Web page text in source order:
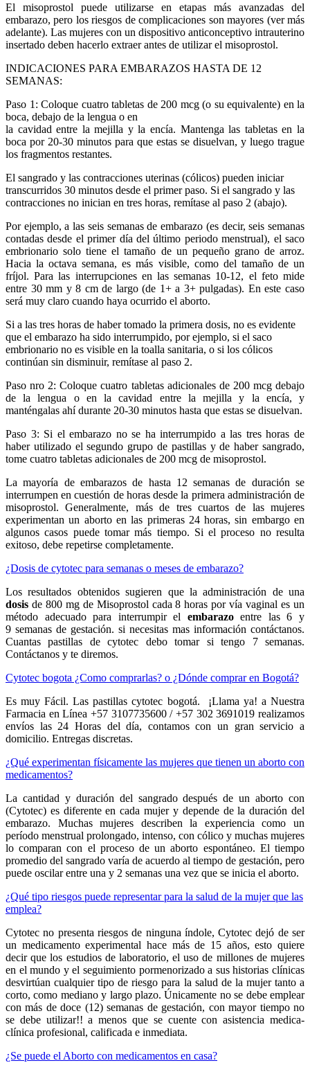
El misoprostol puede utilizarse en etapas más avanzadas del
embarazo, pero los riesgos de complicaciones son mayores (ver más
adelante). Las mujeres con un dispositivo anticonceptivo intrauterino
insertado deben hacerlo extraer antes de utilizar el misoprostol.
INDICACIONES PARA EMBARAZOS HASTA DE 12
SEMANAS:
Paso 1: Coloque cuatro tabletas de 200 mcg (o su equivalente) en la
boca, debajo de la lengua o en
la cavidad entre la mejilla y la encía. Mantenga las tabletas en la
boca por 20-30 minutos para que estas se disuelvan, y luego trague
los fragmentos restantes.
El sangrado y las contracciones uterinas (cólicos) pueden iniciar
transcurridos 30 minutos desde el primer paso. Si el sangrado y las
contracciones no inician en tres horas, remítase al paso 2 (abajo).
Por ejemplo, a las seis semanas de embarazo (es decir, seis semanas
contadas desde el primer día del último periodo menstrual), el saco
embrionario solo tiene el tamaño de un pequeño grano de arroz.
Hacia la octava semana, es más visible, como del tamaño de un
fríjol. Para las interrupciones en las semanas 10-12, el feto mide
entre 30 mm y 8 cm de largo (de 1+ a 3+ pulgadas). En este caso
será muy claro cuando haya ocurrido el aborto.
Si a las tres horas de haber tomado la primera dosis, no es evidente
que el embarazo ha sido interrumpido, por ejemplo, si el saco
embrionario no es visible en la toalla sanitaria, o si los cólicos
continúan sin disminuir, remítase al paso 2.
Paso nro 2: Coloque cuatro tabletas adicionales de 200 mcg debajo
de la lengua o en la cavidad entre la mejilla y la encía, y
manténgalas ahí durante 20-30 minutos hasta que estas se disuelvan.
Paso 3: Si el embarazo no se ha interrumpido a las tres horas de
haber utilizado el segundo grupo de pastillas y de haber sangrado,
tome cuatro tabletas adicionales de 200 mcg de misoprostol.
La mayoría de embarazos de hasta 12 semanas de duración se
interrumpen en cuestión de horas desde la primera administración de
misoprostol. Generalmente, más de tres cuartos de las mujeres
experimentan un aborto en las primeras 24 horas, sin embargo en
algunos casos puede tomar más tiempo. Si el proceso no resulta
exitoso, debe repetirse completamente.
¿Dosis de cytotec para semanas o meses de embarazo?
Los resultados obtenidos sugieren que la administración de una
dosis de 800 mg de Misoprostol cada 8 horas por vía vaginal es un
método adecuado para interrumpir el embarazoentre las 6 y
9 semanas de gestación. si necesitas mas información contáctanos.
Cuantas pastillas de cytotec debo tomar si tengo 7 semanas.
Contáctanos y te diremos.
Cytotec bogota ¿Como comprarlas? o ¿Dónde comprar en Bogotá?
Es muy Fácil. Las pastillas cytotec bogotá. ¡Llama ya! a Nuestra
Farmacia en Línea +57 3107735600 / +57 302 3691019 realizamos
envíos las 24 Horas del día, contamos con un gran servicio a
domicilio. Entregas discretas.
¿Qué experimentan físicamente las mujeres que tienen un aborto con
medicamentos?
La cantidad y duración del sangrado después de un aborto con
(Cytotec) es diferente en cada mujer y depende de la duración del
embarazo. Muchas mujeres describen la experiencia como un
período menstrual prolongado, intenso, con cólico y muchas mujeres
lo comparan con el proceso de un aborto espontáneo. El tiempo
promedio del sangrado varía de acuerdo al tiempo de gestación, pero
puede oscilar entre una y 2 semanas una vez que se inicia el aborto.
¿Qué tipo riesgos puede representar para la salud de la mujer que las
emplea?
Cytotec no presenta riesgos de ninguna índole, Cytotec dejó de ser
un medicamento experimental hace más de 15 años, esto quiere
decir que los estudios de laboratorio, el uso de millones de mujeres
en el mundo y el seguimiento pormenorizado a sus historias clínicas
desvirtúan cualquier tipo de riesgo para la salud de la mujer tanto a
corto, como mediano y largo plazo. Únicamente no se debe emplear
con más de doce (12) semanas de gestación, con mayor tiempo no
se debe utilizar!! a menos que se cuente con asistencia medica-
clínica profesional, calificada e inmediata.
¿Se puede el Aborto con medicamentos en casa?